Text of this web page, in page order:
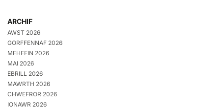
ARCHIF
AWST 2026
GORFFENNAF 2026
MEHEFIN 2026
MAI 2026
EBRILL 2026
MAWRTH 2026
CHWEFROR 2026
IONAWR 2026